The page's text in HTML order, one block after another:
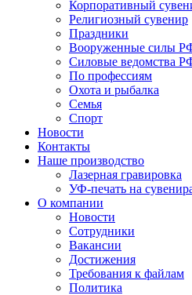
Корпоративный
Религиозный сувенир
Праздники
Вооруженные силы
Силовые ведомства
По профессиям
Охота и рыбалка
Семья
Спорт
Новости
Контакты
Наше производство
Лазерная гравировка
УФ-печать на
О компании
Новости
Сотрудники
Вакансии
Достижения
Требования к файлам
Политика